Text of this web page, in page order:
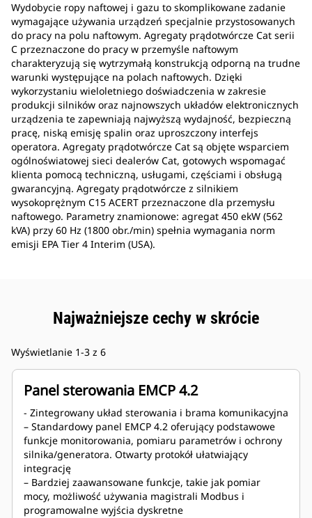
Wydobycie ropy naftowej i gazu to skomplikowane zadanie
wymagające używania urządzeń specjalnie przystosowanych
do pracy na polu naftowym. Agregaty prądotwórcze Cat serii
C przeznaczone do pracy w przemyśle naftowym
charakteryzują się wytrzymałą konstrukcją odporną na trudne
warunki występujące na polach naftowych. Dzięki
wykorzystaniu wieloletniego doświadczenia w zakresie
produkcji silników oraz najnowszych układów elektronicznych
urządzenia te zapewniają najwyższą wydajność, bezpieczną
pracę, niską emisję spalin oraz uproszczony interfejs
operatora. Agregaty prądotwórcze Cat są objęte wsparciem
ogólnoświatowej sieci dealerów Cat, gotowych wspomagać
klienta pomocą techniczną, usługami, częściami i obsługą
gwarancyjną. Agregaty prądotwórcze z silnikiem
wysokoprężnym C15 ACERT przeznaczone dla przemysłu
naftowego. Parametry znamionowe: agregat 450 ekW (562
kVA) przy 60 Hz (1800 obr./min) spełnia wymagania norm
emisji EPA Tier 4 Interim (USA).
Najważniejsze cechy w skrócie
Wyświetlanie 1-3 z 6
Panel sterowania EMCP 4.2
- Zintegrowany układ sterowania i brama komunikacyjna
– Standardowy panel EMCP 4.2 oferujący podstawowe
funkcje monitorowania, pomiaru parametrów i ochrony
silnika/generatora. Otwarty protokół ułatwiający
integrację
– Bardziej zaawansowane funkcje, takie jak pomiar
mocy, możliwość używania magistrali Modbus i
programowalne wyjścia dyskretne